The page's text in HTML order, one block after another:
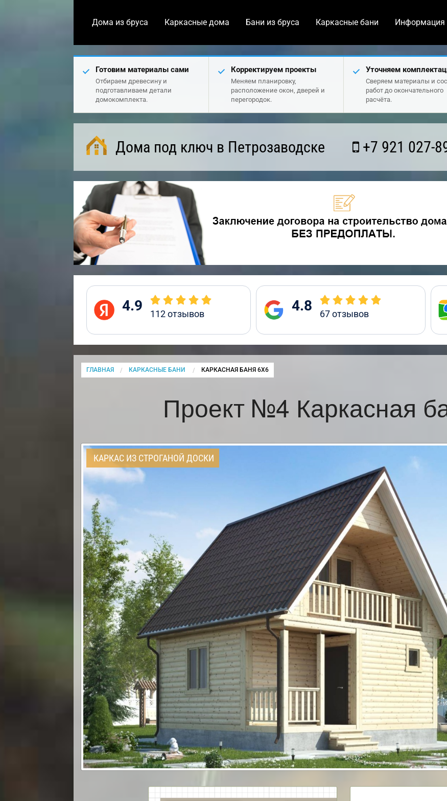
Дома из бруса Каркасные дома Бани из бруса Каркасные бани Информация
Готовим материалы сами
Отбираем древесину и
подготавливаем детали
домокомплекта.
Корректируем проекты
Меняем планировку,
расположение окон, дверей и
перегородок.
Уточняем
Сверяем материалы и
работ до окончательного
расчёта.
Дома под ключ в Петрозаводске +7 921 027-
4.9 112отзывов 4.8 67отзывов
ГЛАВНАЯ КАРКАСНЫЕ БАНИ CURRENT:
КАРКАСНАЯ БАНЯ 6Х6
Проект №4 Каркасная
КАРКАС ИЗ СТРОГАНОЙ ДОСКИ